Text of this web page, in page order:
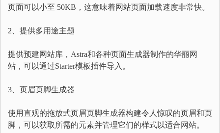
页面可以小至 50KB，这意味着网站页面加载速度非常快。
2、提供多用途主题
提供预建网站库，Astra和各种页面生成器制作的华丽网
站，可以通过Starter模板插件导入。
3、页眉页脚生成器
使用直观的拖放式页眉页脚生成器构建令人惊叹的页眉和页
脚，可以获取所需的元素并管理它们的样式以适合网站。